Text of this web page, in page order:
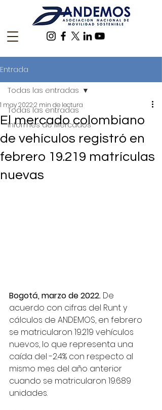
Entrada
Todas las entradas
Informes de Mercados
Todas las entradas
El mercado colombiano
de vehículos registró en
febrero 19.219 matrículas
nuevas
1 may 20222 min de lectura
Bogotá, marzo de 2022. De
acuerdo con cifras del Runt y
cálculos de ANDEMOS, en febrero
se matricularon 19.219 vehículos
nuevos, lo que representa una
caída del -2.4% con respecto al
mismo mes del año anterior
cuando se matricularon 19.689
unidades.